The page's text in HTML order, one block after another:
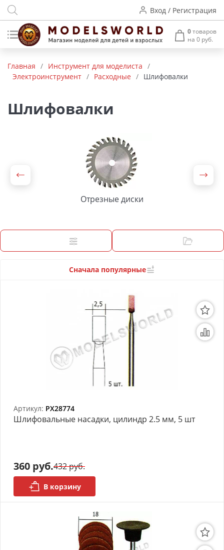
Вход / Регистрация
0товаров
на 0 руб.
Деревянные модели
Радиоуправляемые модели
Пластиковые модели
Архитектурные макеты
Модели из бумаги
Аэрографы и компрессоры
Материалы для моделизма
Литература для моделиста
Готовые модели
Специальные товары
Товары для школы
Органайзеры
Полки под краску
Рабочая станция
Деревянные ламели
Главная / Инструмент для моделиста /
Электроинструмент / Расходные / Шлифовалки
Шлифовалки
Отрезные диски
Сначала популярные
Артикул: PX28774
Шлифовальные насадки, цилиндр 2.5 мм, 5 шт
360 руб.432 руб.
В корзину